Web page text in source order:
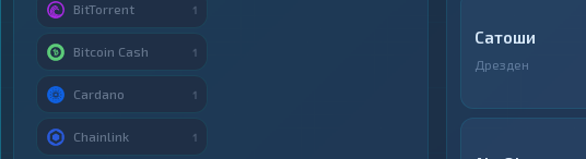
Сатоши
Дрезден
BitTorrent 1
Bitcoin Cash 1
Cardano 1
Chainlink 1